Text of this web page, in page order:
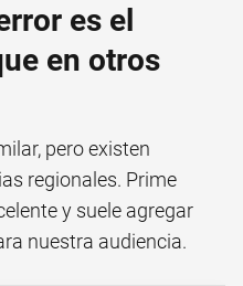
es el
en otros
pero existen
regionales. Prime
y suele agregar
nuestra audiencia.